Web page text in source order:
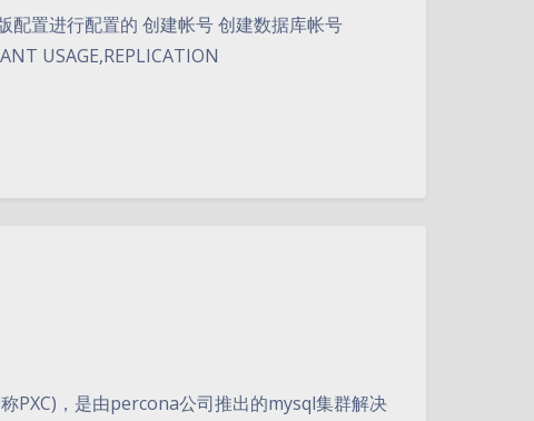
配置进行配置的 创建帐号 创建数据库帐号
USAGE,REPLICATION
PXC)，是由percona公司推出的mysql集群解决